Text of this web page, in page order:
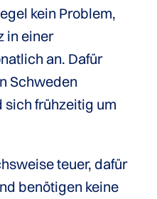
kein Problem,
in einer
an. Dafür
Schweden
sich frühzeitig um
teuer, dafür
benötigen keine